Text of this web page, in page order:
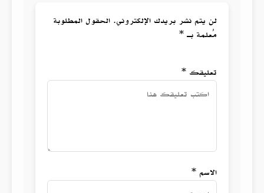
لن يتم نشر بريدك الإلكتروني. الحقول المطلوبة
مُعلمة بـ *
تعليقك *
الاسم *